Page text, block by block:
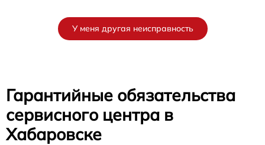
У меня другая неисправность
Гарантийные обязательства
сервисного центра в
Хабаровске